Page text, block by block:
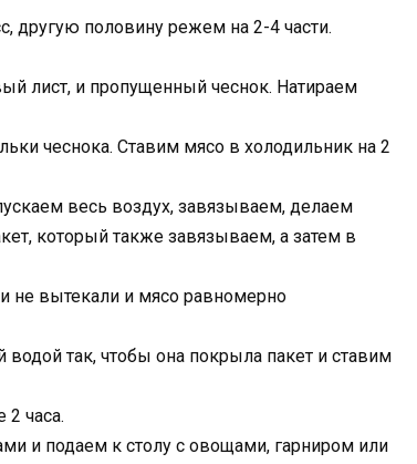
другую половину режем на 2-4 части.
лист, и пропущенный чеснок. Натираем
чеснока. Ставим мясо в холодильник на 2
весь воздух, завязываем, делаем
который также завязываем, а затем в
не вытекали и мясо равномерно
так, чтобы она покрыла пакет и ставим
часа.
и подаем к столу с овощами, гарниром или